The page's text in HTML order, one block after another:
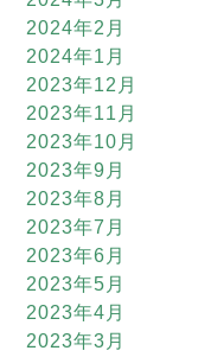
2024年2月
2024年1月
2023年12月
2023年11月
2023年10月
2023年9月
2023年8月
2023年7月
2023年6月
2023年5月
2023年4月
2023年3月